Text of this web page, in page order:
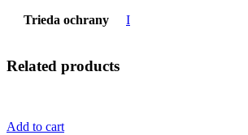
Trieda ochrany I
Related products
Add to cart